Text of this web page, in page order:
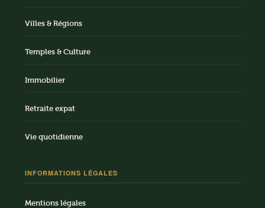
Villes & Régions
Temples & Culture
Immobilier
Retraite expat
Vie quotidienne
INFORMATIONS LÉGALES
Mentions légales